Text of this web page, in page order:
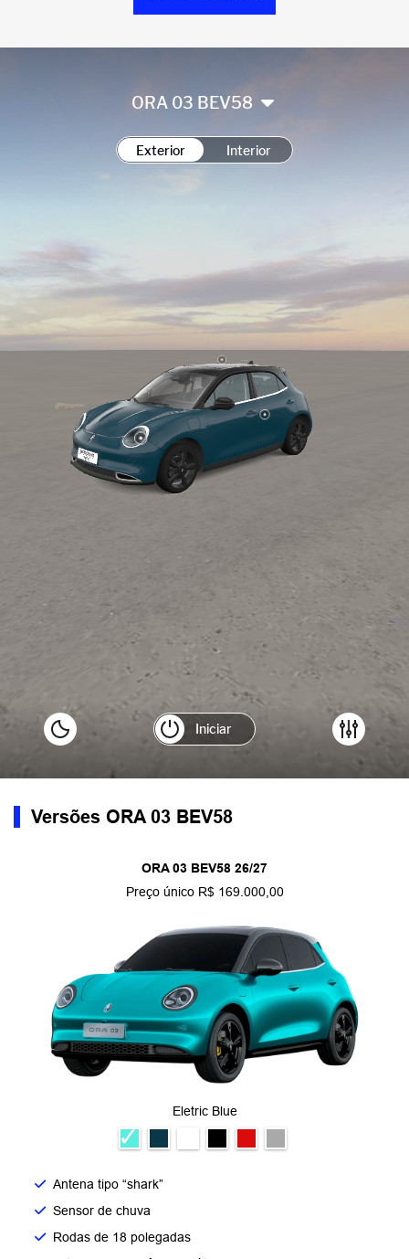
Versões ORA 03 BEV58
ORA 03 BEV58 26/27
Preço único R$ 169.000,00
Eletric Blue
Antena tipo “shark”
Sensor de chuva
Rodas de 18 polegadas